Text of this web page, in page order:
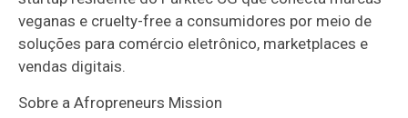
veganas e cruelty-free a consumidores por meio de
soluções para comércio eletrônico, marketplaces e
vendas digitais.
Sobre a Afropreneurs Mission